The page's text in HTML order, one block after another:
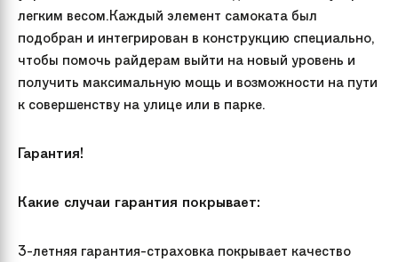
легким весом.Каждый элемент самоката был
подобран и интегрирован в конструкцию специально,
чтобы помочь райдерам выйти на новый уровень и
получить максимальную мощь и возможности на пути
к совершенству на улице или в парке.
Гарантия!
Какие случаи гарантия покрывает:
3-летняя гарантия-страховка покрывает качество